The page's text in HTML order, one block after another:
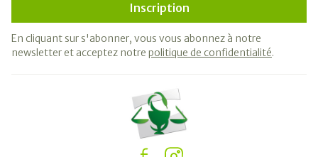
Inscription
En cliquant sur s'abonner, vous vous abonnez à notre
newsletter et acceptez notre politique de confidentialité.